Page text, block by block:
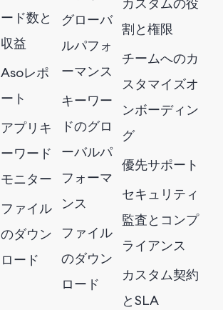
ード数と
収益
Asoレポ
ート
アプリキ
ーワード
モニター
ファイル
のダウン
ロード
グローバ
ルパフォ
ーマンス
キーワー
ドのグロ
ーバルパ
フォーマ
ンス
ファイル
のダウン
ロード
カスタムの役
割と権限
チームへのカ
スタマイズオ
ンボーディン
グ
優先サポート
セキュリティ
監査とコンプ
ライアンス
カスタム契約
とSLA